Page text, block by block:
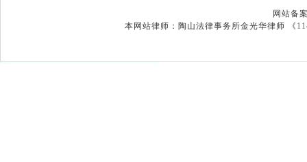
网站备
本网站律师：陶山法律事务所金光华律师 《